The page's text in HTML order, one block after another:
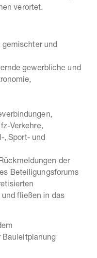
verortet.
gemischter und
gewerbliche und
Verkehre,
, Sport- und
der
Beteiligungsforums
fließen in das
Bauleitplanung